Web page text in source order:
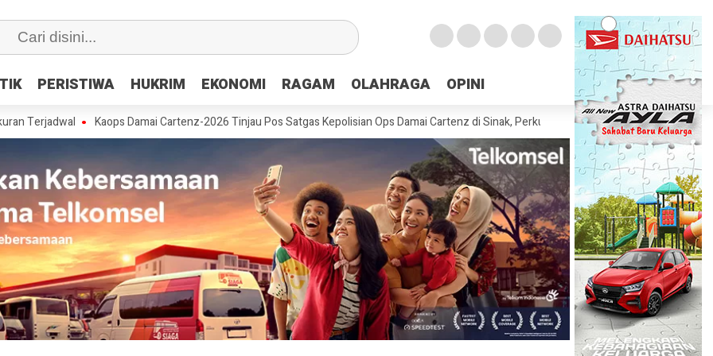
PERISTIWA HUKRIM EKONOMI RAGAM OLAHRAGA OPINI
PERISTIWA HUKRIM EKONOMI RAGAM OLAHRAGA OPINI
Kaops Damai Cartenz-2026 Tinjau Pos Satgas Kepolisian Ops Damai Cartenz di Sinak, Perkuat Pendekatan Humanis Bersama Masyarakat